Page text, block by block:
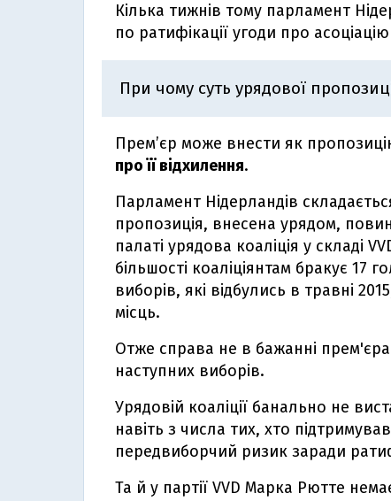
Кілька тижнів тому парламент
по ратифікації угоди про
При чому суть урядової
Прем’єр може внести як
про її відхилення.
Парламент Нідерландів
пропозиція, внесена урядом,
палаті урядова коаліція у складі
більшості коаліціянтам бракує 17
виборів, які відбулись в травні
місць.
Отже справа не в бажанні
наступних виборів.
Урядовій коаліції банально не
навіть з числа тих, хто
передвиборчий ризик заради
Та й у партії VVD Марка Рютте